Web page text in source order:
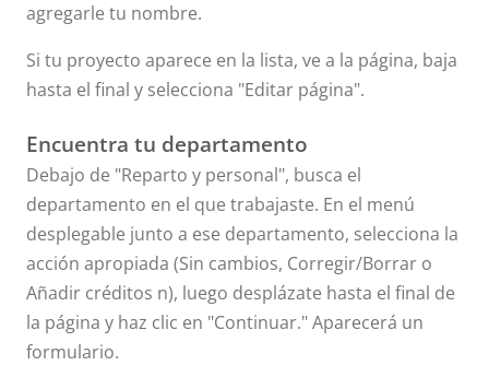
agregarle tu nombre.
Si tu proyecto aparece en la lista, ve a la página, baja
hasta el final y selecciona "Editar página".
Encuentra tu departamento
Debajo de "Reparto y personal", busca el
departamento en el que trabajaste. En el menú
desplegable junto a ese departamento, selecciona la
acción apropiada (Sin cambios, Corregir/Borrar o
Añadir créditos n), luego desplázate hasta el final de
la página y haz clic en "Continuar." Aparecerá un
formulario.